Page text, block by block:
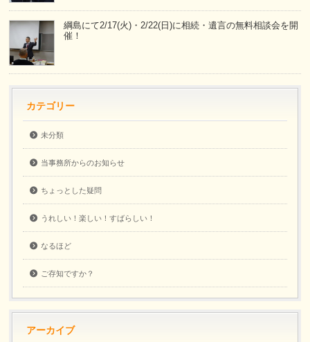
綱島にて2/17(火)・2/22(日)に相続・遺言の無料相談会を開
催！
カテゴリー
未分類
当事務所からのお知らせ
ちょっとした疑問
うれしい！楽しい！すばらしい！
なるほど
ご存知ですか？
アーカイブ